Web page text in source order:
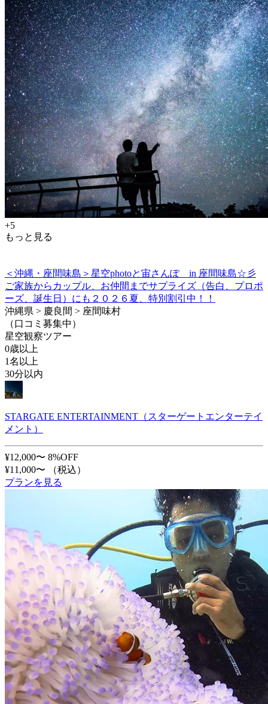
+5
もっと見る
＜沖縄・座間味島＞星空photoと宙さんぽ in 座間味島☆彡
ご家族からカップル、お仲間までサプライズ（告白、プロポ
ーズ、誕生日）にも２０２６夏、特別割引中！！
沖縄県 > 慶良間 > 座間味村
（口コミ募集中）
星空観察ツアー
0歳以上
1名以上
30分以内
STARGATE ENTERTAINMENT（スターゲートエンターテイ
メント）
¥12,000〜 8%OFF
¥11,000〜
（税込）
プランを見る